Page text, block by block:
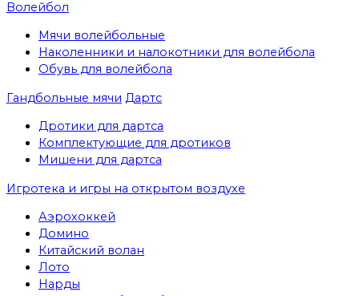
Волейбол
Мячи волейбольные
Наколенники и налокотники для волейбола
Обувь для волейбола
Гандбольные мячи Дартс
Дротики для дартса
Комплектующие для дротиков
Мишени для дартса
Игротека и игры на открытом воздухе
Аэрохоккей
Домино
Китайский волан
Лото
Нарды